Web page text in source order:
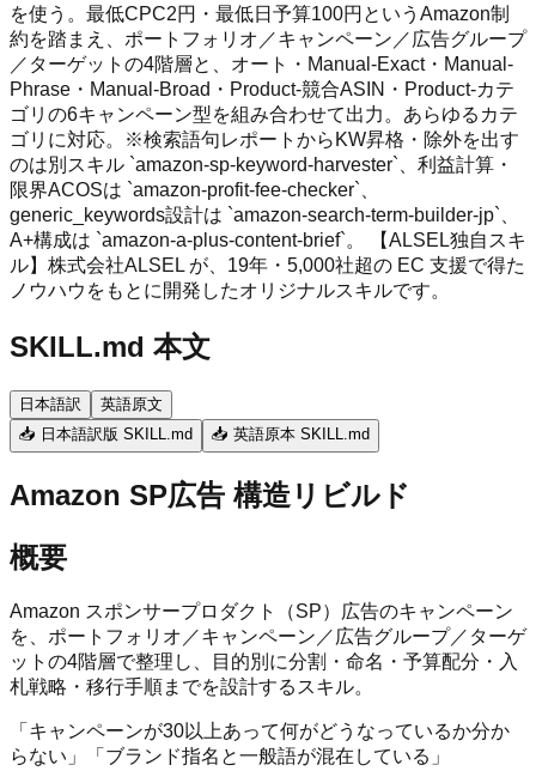
を使う。最低CPC2円・最低日予算100円というAmazon制
約を踏まえ、ポートフォリオ／キャンペーン／広告グループ
／ターゲットの4階層と、オート・Manual-Exact・Manual-
Phrase・Manual-Broad・Product-競合ASIN・Product-カテ
ゴリの6キャンペーン型を組み合わせて出力。あらゆるカテ
ゴリに対応。※検索語句レポートからKW昇格・除外を出す
のは別スキル `amazon-sp-keyword-harvester`、利益計算・
限界ACOSは `amazon-profit-fee-checker`、
generic_keywords設計は `amazon-search-term-builder-jp`、
A+構成は `amazon-a-plus-content-brief`。 【ALSEL独自スキ
ル】株式会社ALSEL が、19年・5,000社超の EC 支援で得た
ノウハウをもとに開発したオリジナルスキルです。
SKILL.md 本文
日本語訳
英語原文
📥 日本語訳版 SKILL.md
📥 英語原本 SKILL.md
Amazon SP広告 構造リビルド
概要
Amazon スポンサープロダクト（SP）広告のキャンペーン
を、ポートフォリオ／キャンペーン／広告グループ／ターゲ
ットの4階層で整理し、目的別に分割・命名・予算配分・入
札戦略・移行手順までを設計するスキル。
「キャンペーンが30以上あって何がどうなっているか分か
らない」「ブランド指名と一般語が混在している」